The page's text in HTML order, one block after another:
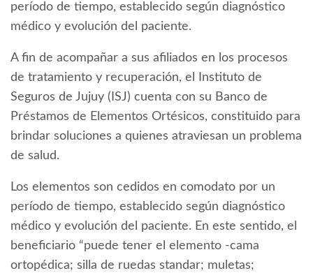
período de tiempo, establecido según diagnóstico
médico y evolución del paciente.
A fin de acompañar a sus afiliados en los procesos
de tratamiento y recuperación, el Instituto de
Seguros de Jujuy (ISJ) cuenta con su Banco de
Préstamos de Elementos Ortésicos, constituido para
brindar soluciones a quienes atraviesan un problema
de salud.
Los elementos son cedidos en comodato por un
período de tiempo, establecido según diagnóstico
médico y evolución del paciente. En este sentido, el
beneficiario “puede tener el elemento -cama
ortopédica; silla de ruedas standar; muletas;